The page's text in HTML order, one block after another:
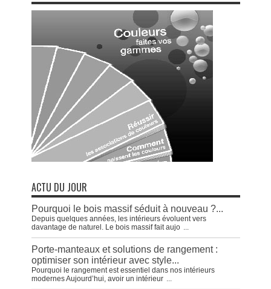
ACTU DU JOUR
Pourquoi le bois massif séduit à nouveau ?...
Depuis quelques années, les intérieurs évoluent vers
davantage de naturel. Le bois massif fait aujo ...
Porte-manteaux et solutions de rangement :
optimiser son intérieur avec style...
Pourquoi le rangement est essentiel dans nos intérieurs
modernes Aujourd’hui, avoir un intérieur ...